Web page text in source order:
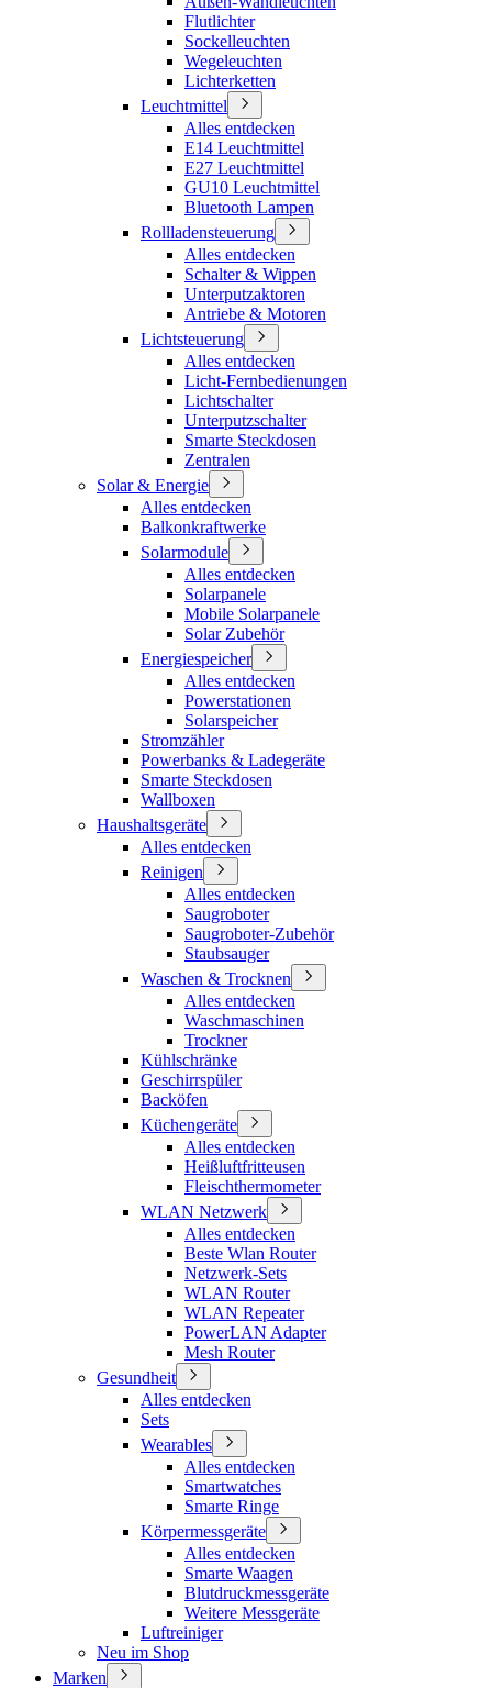
Flutlichter
Sockelleuchten
Wegeleuchten
Lichterketten
Leuchtmittel
Alles entdecken
E14 Leuchtmittel
E27 Leuchtmittel
GU10 Leuchtmittel
Bluetooth Lampen
Rollladensteuerung
Alles entdecken
Schalter & Wippen
Unterputzaktoren
Antriebe & Motoren
Lichtsteuerung
Alles entdecken
Licht-Fernbedienungen
Lichtschalter
Unterputzschalter
Smarte Steckdosen
Zentralen
Solar & Energie
Alles entdecken
Balkonkraftwerke
Solarmodule
Alles entdecken
Solarpanele
Mobile Solarpanele
Solar Zubehör
Energiespeicher
Alles entdecken
Powerstationen
Solarspeicher
Stromzähler
Powerbanks & Ladegeräte
Smarte Steckdosen
Wallboxen
Haushaltsgeräte
Alles entdecken
Reinigen
Alles entdecken
Saugroboter
Saugroboter-Zubehör
Staubsauger
Waschen & Trocknen
Alles entdecken
Waschmaschinen
Trockner
Kühlschränke
Geschirrspüler
Backöfen
Küchengeräte
Alles entdecken
Heißluftfritteusen
Fleischthermometer
WLAN Netzwerk
Alles entdecken
Beste Wlan Router
Netzwerk-Sets
WLAN Router
WLAN Repeater
PowerLAN Adapter
Mesh Router
Gesundheit
Alles entdecken
Sets
Wearables
Alles entdecken
Smartwatches
Smarte Ringe
Körpermessgeräte
Alles entdecken
Smarte Waagen
Blutdruckmessgeräte
Weitere Messgeräte
Luftreiniger
Neu im Shop
Marken